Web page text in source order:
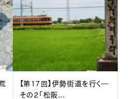
【第17回】伊勢街道を行く―
その2「松阪...